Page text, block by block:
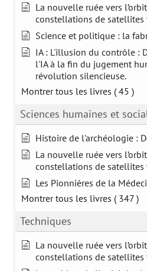
La nouvelle ruée vers
constellations de
Science et politique : la
IA : L'illusion du contrôle :
l'IA à la fin du jugement
révolution silencieuse.
Montrer tous les livres ( 45 )
Sciences humaines et
Histoire de l'archéologie :
La nouvelle ruée vers
constellations de
Les Pionnières de la
Montrer tous les livres ( 347 )
Techniques
La nouvelle ruée vers
constellations de